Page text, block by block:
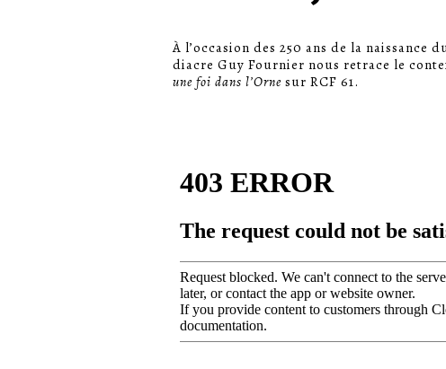
La formation
sœurs
À l’occasion des 250 ans de la
diacre Guy Fournier nous retrace le
une foi dans l’Orne sur RCF 61.